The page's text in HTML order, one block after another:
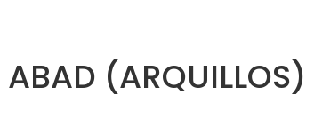
(ARQUILLOS)